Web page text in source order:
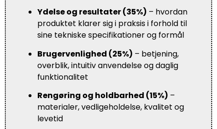
Ydelse og resultater (35%) – hvordan
produktet klarer sig i praksis i forhold til
sine tekniske specifikationer og formål
Brugervenlighed (25%) – betjening,
overblik, intuitiv anvendelse og daglig
funktionalitet
Rengøring og holdbarhed (15%) –
materialer, vedligeholdelse, kvalitet og
levetid